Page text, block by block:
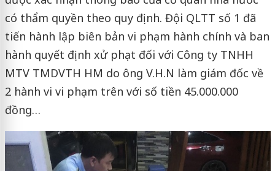
có thẩm quyền theo quy định. Đội QLTT số 1 đã
tiến hành lập biên bản vi phạm hành chính và ban
hành quyết định xử phạt đối với Công ty TNHH
MTV TMDVTH HM do ông V.H.N làm giám đốc về
2 hành vi vi phạm trên với số tiền 45.000.000
đồng…